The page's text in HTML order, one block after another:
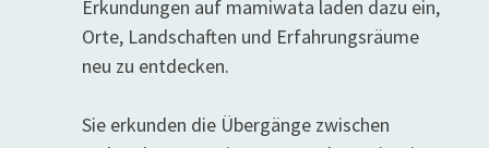
Erkundungen auf mamiwata laden dazu ein,
Orte, Landschaften und Erfahrungsräume
neu zu entdecken.
Sie erkunden die Übergänge zwischen